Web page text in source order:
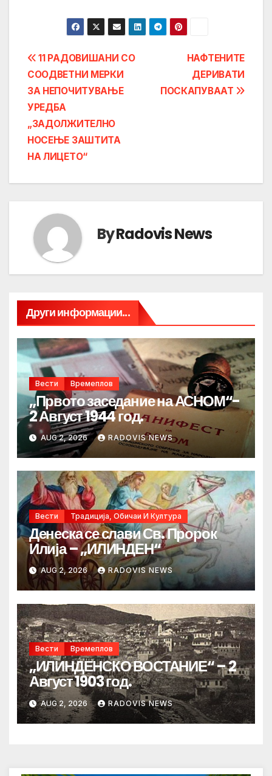
Post
navigation
НАФТЕНИТЕ
ДЕРИВАТИ
ПОСКАПУВААТ
11 РАДОВИШAНИ СО
СООДВЕТНИ МЕРКИ
ЗА НЕПОЧИТУВАЊЕ
УРЕДБА
„ЗАДОЛЖИТЕЛНО
НОСЕЊЕ ЗАШТИТА
НА ЛИЦЕТО“
ByRadovis News
Други информации...
Вести Времеплов
„Првото заседание на АСНОМ“-
2 Август 1944 год.
AUG 2, 2026 RADOVIS NEWS
Вести Традиција, Обичаи И Култура
Денеска се слави Св. Пророк
Илија – „ИЛИНДЕН“
AUG 2, 2026 RADOVIS NEWS
Вести Времеплов
„ИЛИНДЕНСКО ВОСТАНИЕ“ – 2
Август 1903 год.
AUG 2, 2026 RADOVIS NEWS